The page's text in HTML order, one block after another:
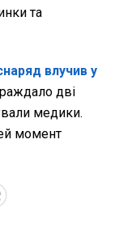
та
влучив у
дві
медики.
момент